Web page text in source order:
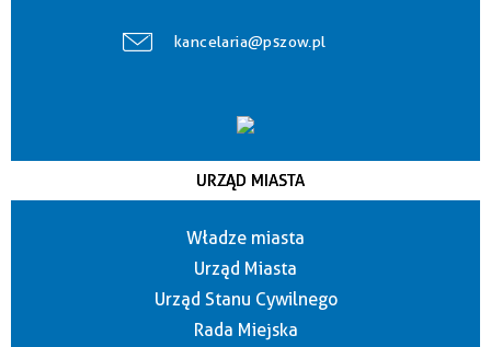
kancelaria@pszow.pl
URZĄD MIASTA
Władze miasta
Urząd Miasta
Urząd Stanu Cywilnego
Rada Miejska